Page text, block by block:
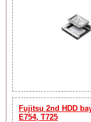
Fujitsu 2nd HDD
E754, T725